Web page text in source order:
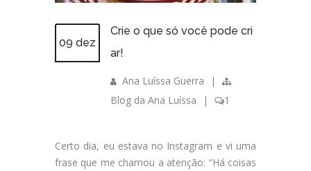
09 dez
Crie o que só você pode cri
ar!
Ana Luíssa Guerra
|
Blog da Ana Luíssa
| 1
Certo dia, eu estava no Instagram e vi uma
frase que me chamou a atenção: “Há coisas